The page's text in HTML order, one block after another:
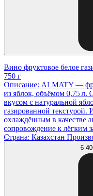
Вино фруктовое белое
750 г
Описание: ALMATY —
из яблок, объёмом 0,75
вкусом с натуральной
газированной текстурой.
охлаждённым в качестве
сопровождение к лёгким
Страна: Казахстан
6